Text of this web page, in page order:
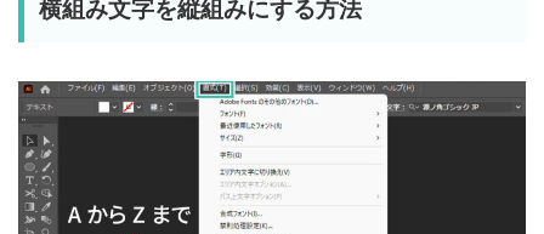
横組み文字を縦組みにする方法